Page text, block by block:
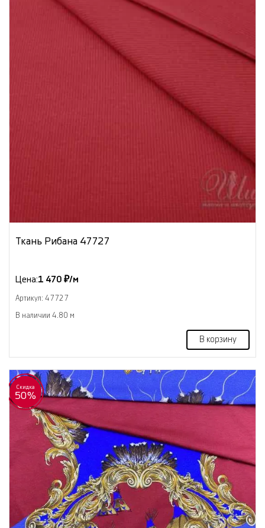
Ткань Рибана 47727
Цена:1 470 ₽/м
Артикул: 47727
В наличии 4.80 м
В корзину
Скидка
50%